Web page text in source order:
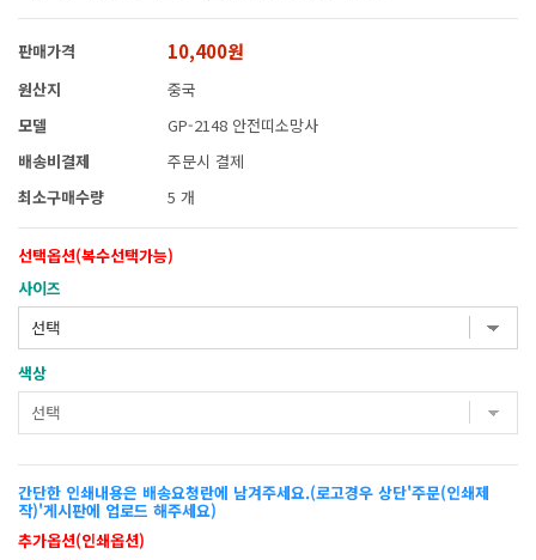
판매가격 10,400원
원산지
중국
모델
GP-2148 안전띠소망사
배송비결제
주문시 결제
최소구매수량
5 개
선택옵션(복수선택가능)
사이즈
색상
간단한 인쇄내용은 배송요청란에 남겨주세요.(로고경우 상단'주문(인쇄제
작)'게시판에 업로드 해주세요)
추가옵션(인쇄옵션)